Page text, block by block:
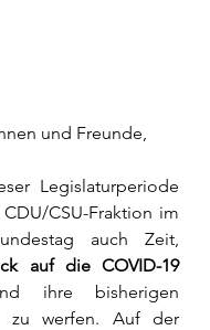
und Freunde,
Legislaturperiode
CSU-Fraktion im
auch Zeit,
auf die COVID-19
ihre bisherigen
zu werfen. Auf der